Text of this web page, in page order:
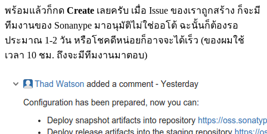
พร้อมแล้วก็กด Create เลยครับ เมื่อ Issue ของเราถูกสร้าง ก็จะมี
ทีมงานของ Sonanype มาอนุมัติไม่ใช่ออโต้ ฉะนั้นก็ต้องรอ
ประมาณ 1-2 วัน หรือโชคดีหน่อยก็อาจจะได้เร็ว (ของผมใช้
เวลา 10 ชม. ถึงจะมีทีมงานมาตอบ)